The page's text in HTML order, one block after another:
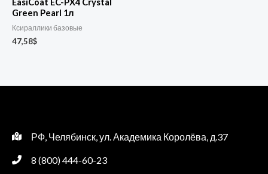
EasiCoat EC-PX4 Crystal
Green Pearl 1л
Ксираллики базовые
47,58$
РФ, Челябинск, ул. Академика Королёва, д.37
8 (800) 444-60-23